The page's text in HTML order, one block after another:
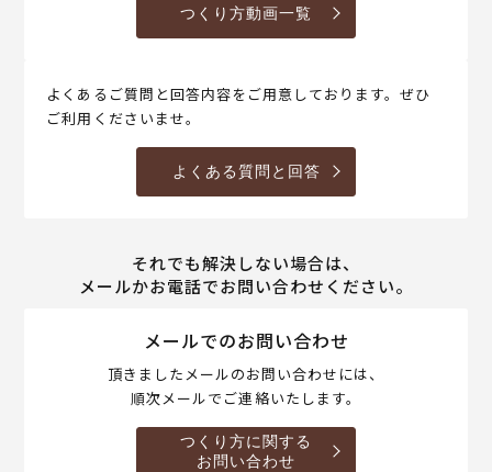
つくり方動画一覧
よくあるご質問と回答内容をご用意しております。ぜひ
ご利用くださいませ。
よくある質問と回答
それでも解決しない場合は、
メールかお電話でお問い合わせください。
メールでのお問い合わせ
頂きましたメールのお問い合わせには、
順次メールでご連絡いたします。
つくり方に関する
お問い合わせ